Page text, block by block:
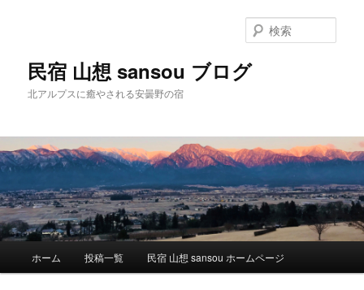
民宿 山想 sansou ブログ
北アルプスに癒やされる安曇野の宿
索
メ
サ
ホーム 投稿一覧 民宿 山想 sansou ホームページ